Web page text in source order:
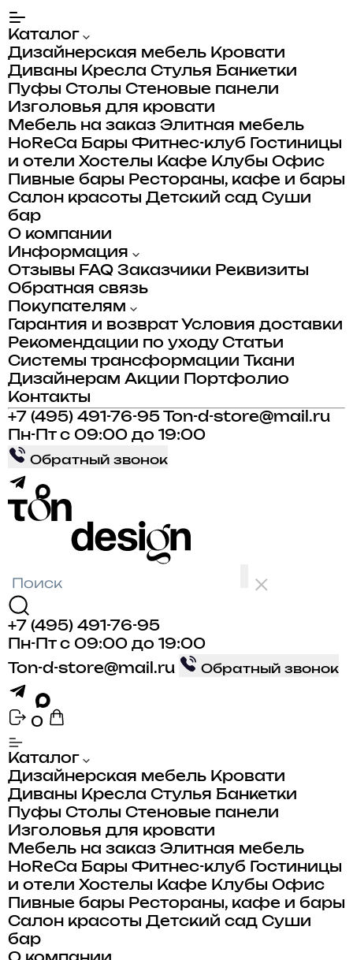
Каталог
Дизайнерская мебель Кровати
Диваны Кресла Стулья Банкетки
Пуфы Столы Стеновые панели
Изголовья для кровати
Мебель на заказ Элитная мебель
HoReCa Бары Фитнес-клуб
Гостиницы
и отели Хостелы Кафе Клубы Офис
Пивные бары Рестораны, кафе и бары
Салон красоты Детский сад Суши
бар
О компании
Информация
Отзывы FAQ Заказчики Реквизиты
Обратная связь
Покупателям
Гарантия и возврат Условия доставки
Рекомендации по уходу Статьи
Системы трансформации
Ткани
Дизайнерам Акции
Портфолио
Контакты
+7 (495) 491-76-95
Ton-d-store@mail.ru
Пн-Пт с 09:00 до 19:00
Обратный звонок
+7 (495) 491-76-95
Пн-Пт с 09:00 до 19:00
Ton-d-store@mail.ru
Обратный звонок
0
Каталог
Дизайнерская мебель Кровати
Диваны Кресла Стулья Банкетки
Пуфы Столы Стеновые панели
Изголовья для кровати
Мебель на заказ Элитная мебель
HoReCa Бары Фитнес-клуб
Гостиницы
и отели Хостелы Кафе Клубы Офис
Пивные бары Рестораны, кафе и бары
Салон красоты Детский сад Суши
бар